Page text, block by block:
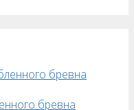
бревна